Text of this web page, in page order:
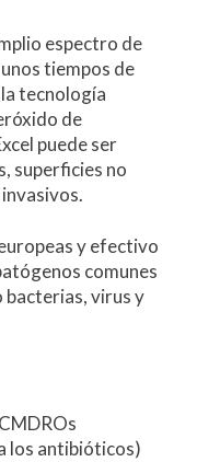
espectro de
tiempos de
tecnología
de
puede ser
superficies no
y efectivo
comunes
virus y
los antibióticos)